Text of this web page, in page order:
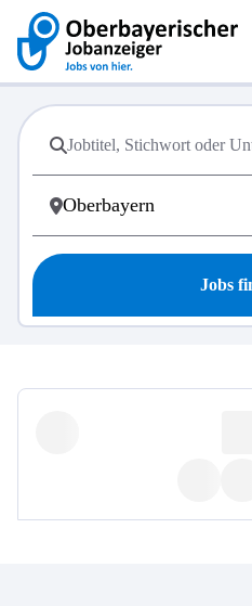
Jobs